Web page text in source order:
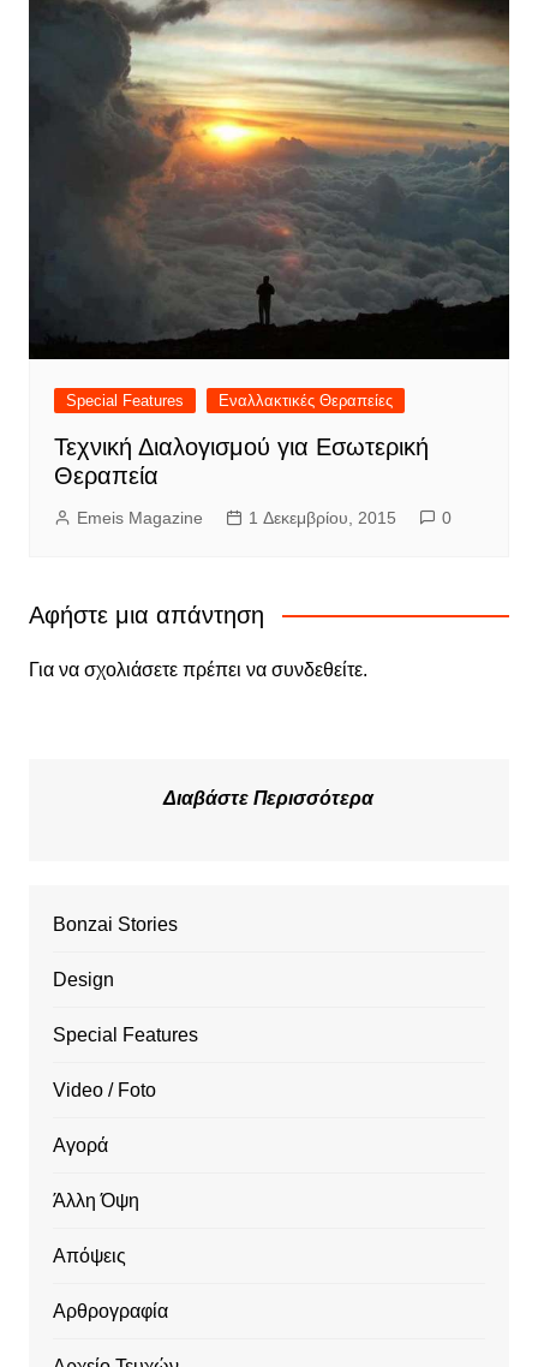
Special Features Εναλλακτικές Θεραπείες
Τεχνική Διαλογισμού για Εσωτερική
Θεραπεία
Emeis Magazine 1 Δεκεμβρίου, 2015 0
Αφήστε μια απάντηση
Για να σχολιάσετε πρέπει να συνδεθείτε.
Διαβάστε Περισσότερα
Bonzai Stories
Design
Special Features
Video / Foto
Αγορά
Άλλη Όψη
Απόψεις
Αρθρογραφία